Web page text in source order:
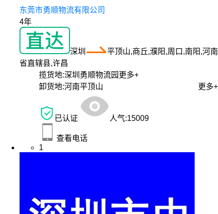
东莞市勇顺物流有限公司
4年
深圳
平顶山,商丘,濮阳,周口,南阳,河南
省直辖县,许昌
揽货地:深圳勇顺物流园 更多+
卸货地:河南平顶山 更多+
已认证 人气:15009
查看电话
1